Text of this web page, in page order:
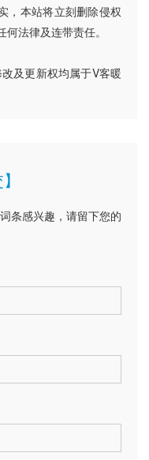
，本站将立刻删除侵权
法律及连带责任。
及更新权均属于V客暖